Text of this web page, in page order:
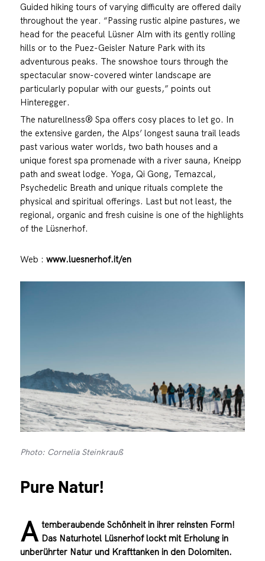
Guided hiking tours of varying difficulty are offered daily
throughout the year. “Passing rustic alpine pastures, we
head for the peaceful Lüsner Alm with its gently rolling
hills or to the Puez-Geisler Nature Park with its
adventurous peaks. The snowshoe tours through the
spectacular snow-covered winter landscape are
particularly popular with our guests,” points out
Hinteregger.
The naturellness® Spa offers cosy places to let go. In
the extensive garden, the Alps’ longest sauna trail leads
past various water worlds, two bath houses and a
unique forest spa promenade with a river sauna, Kneipp
path and sweat lodge. Yoga, Qi Gong, Temazcal,
Psychedelic Breath and unique rituals complete the
physical and spiritual offerings. Last but not least, the
regional, organic and fresh cuisine is one of the highlights
of the Lüsnerhof.
Web : www.luesnerhof.it/en
Photo: Cornelia Steinkrauß
Pure Natur!
A temberaubende Schönheit in ihrer reinsten Form!
Das Naturhotel Lüsnerhof lockt mit Erholung in
unberührter Natur und Krafttanken in den Dolomiten.